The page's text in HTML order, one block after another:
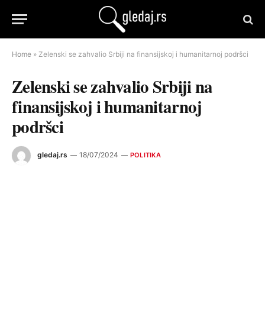
Home » Zelenski se zahvalio Srbiji na finansijskoj i humanitarnoj podršci
Zelenski se zahvalio Srbiji na
finansijskoj i humanitarnoj
podršci
gledaj.rs 18/07/2024 POLITIKA